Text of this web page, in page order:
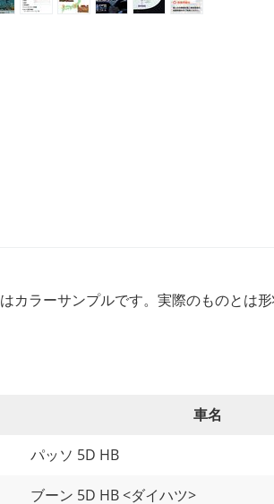
カラーサンプルです。実際のものとは
車名
パッソ 5D HB
ブーン 5D HB <ダイハツ>